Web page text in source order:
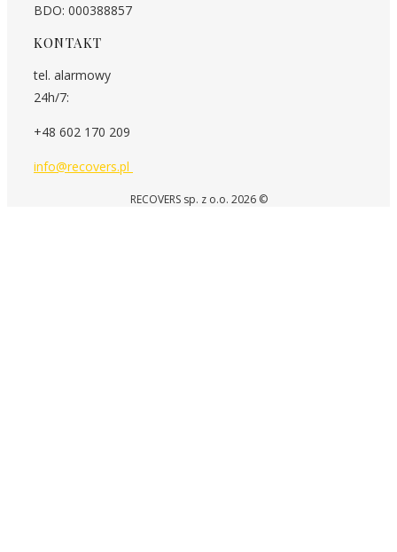
BDO: 000388857
KONTAKT
tel. alarmowy
24h/7:
+48 602 170 209
info@recovers.pl
RECOVERS sp. z o.o. 2026 ©